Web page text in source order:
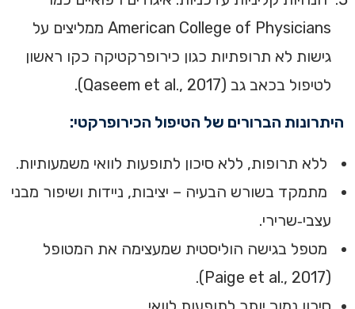
American College of Physicians ממליצים על
גישות לא תרופתיות כגון כירופרקטיקה כקו ראשון
לטיפול בכאב גב (Qaseem et al., 2017).
היתרונות הברורים של הטיפול הכירופרקטי:
ללא תרופות, ללא סיכון לתופעות לוואי משמעותיות.
מתמקד בשורש הבעיה – יציבות, ניידות ושיפור מבני
עצבי‑שרירי.
מטפל בגישה הוליסטית שמעצימה את המטופל
(Paige et al., 2017).